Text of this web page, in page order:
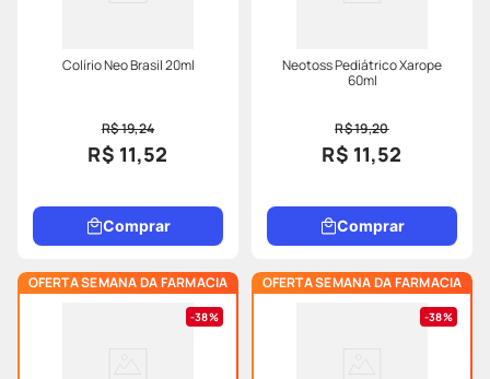
Colírio Neo Brasil 20ml
R$ 19,24
R$ 11,52
Comprar
Neotoss Pediátrico Xarope
60ml
R$ 19,20
R$ 11,52
Comprar
OFERTA SEMANA DA FARMACIA
38%
OFERTA SEMANA DA FARMACIA
38%